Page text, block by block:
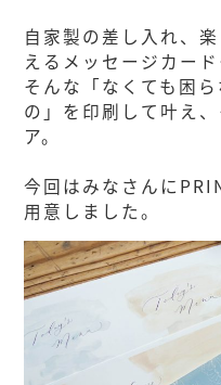
自家製の差し入れ、
えるメッセージカード
そんな「なくても困
の」を印刷して叶え
ア。
今回はみなさんに
用意しました。